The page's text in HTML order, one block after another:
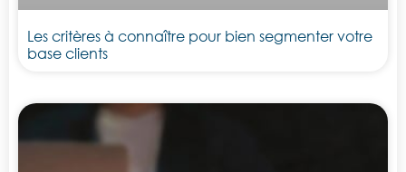
Les critères à connaître pour bien segmenter votre
base clients